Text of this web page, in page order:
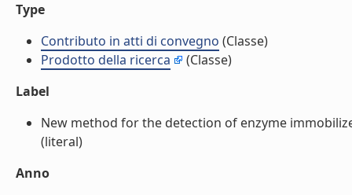
Type
Contributo in atti di convegno (Classe)
Prodotto della ricerca
(Classe)
Label
New method for the detection of enzyme
(literal)
Anno